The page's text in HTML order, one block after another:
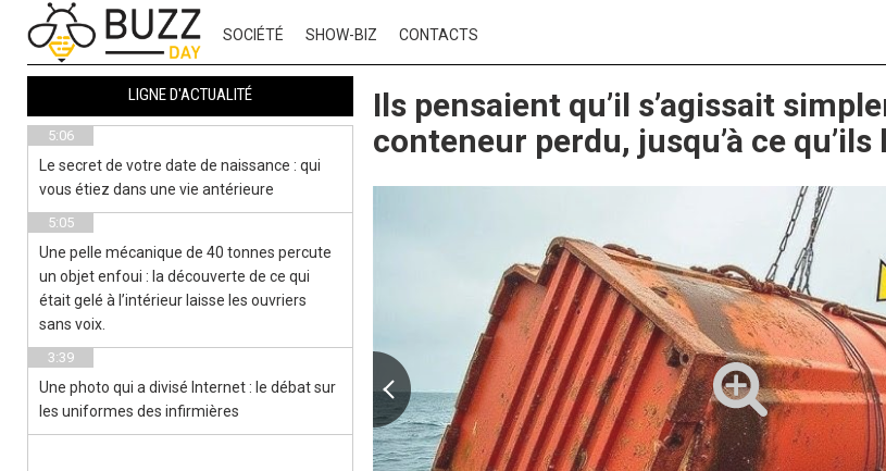
SOCIÉTÉ SHOW-BIZ CONTACTS
Ils pensaient qu’il s’agissait
conteneur perdu, jusqu’à ce qu’ils
LIGNE D'ACTUALITÉ
5:06
Le secret de votre date de naissance : qui
vous étiez dans une vie antérieure
5:05
Une pelle mécanique de 40 tonnes percute
un objet enfoui : la découverte de ce qui
était gelé à l’intérieur laisse les ouvriers
sans voix.
3:39
Une photo qui a divisé Internet : le débat sur
les uniformes des infirmières